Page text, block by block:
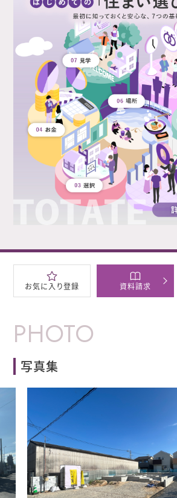
お気に 入り登録 資料請求
PHOTO
写真集